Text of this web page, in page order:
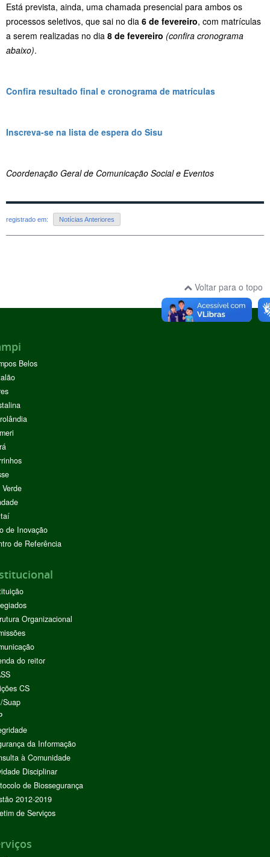
Está prevista, ainda, uma chamada presencial para ambos os
processos seletivos, que sai no dia 6 de fevereiro, com matrículas
a serem realizadas no dia 8 de fevereiro (confira cronograma
abaixo).
Confira resultado final e cronograma de matrículas
Inscreva-se na lista de espera do Sisu
Coordenação Geral de Comunicação Social e Eventos
registrado em: Notícias Anteriores
Voltar para o topo
Belos
de Inovação
de Referência
Organizacional
do reitor
CS
Suap
da Informação
à Comunidade
Disciplinar
de Biossegurança
2012-2019
de Serviços